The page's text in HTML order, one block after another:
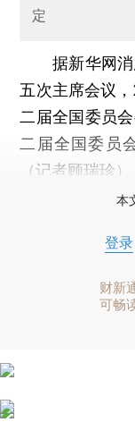
定
据新华网消
五次主席会议
二届全国委员
二届全国委员
（记者顾瑞珍）
本
登录
财新
可畅